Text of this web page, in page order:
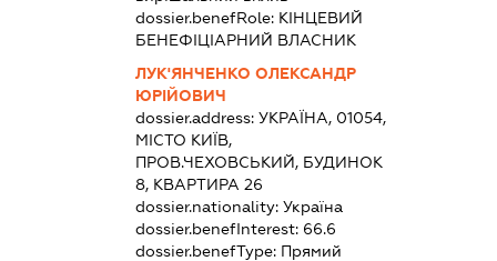
dossier.benefRole: КІНЦЕВИЙ
БЕНЕФІЦІАРНИЙ ВЛАСНИК
ЛУК'ЯНЧЕНКО ОЛЕКСАНДР
ЮРІЙОВИЧ
dossier.address:УКРАЇНА, 01054,
МІСТО КИЇВ,
ПРОВ.ЧЕХОВСЬКИЙ, БУДИНОК
8, КВАРТИРА 26
dossier.nationality:Україна
dossier.benefInterest: 66.6
dossier.benefType: Прямий